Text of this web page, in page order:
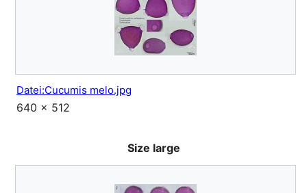
Datei:Cucumis melo.jpg
640 × 512
Size large